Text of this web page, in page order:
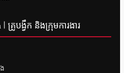
រូបង្វឹក និងក្រុមការងារ